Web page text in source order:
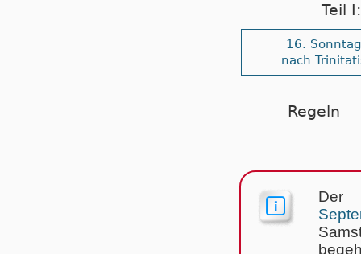
Teil
16. Sonntag
nach
Regeln
Der